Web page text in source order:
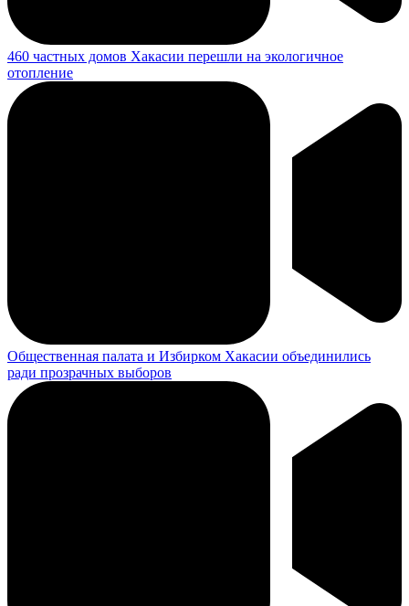
460 частных домов Хакасии перешли на экологичное
отопление
Общественная палата и Избирком Хакасии объединились
ради прозрачных выборов